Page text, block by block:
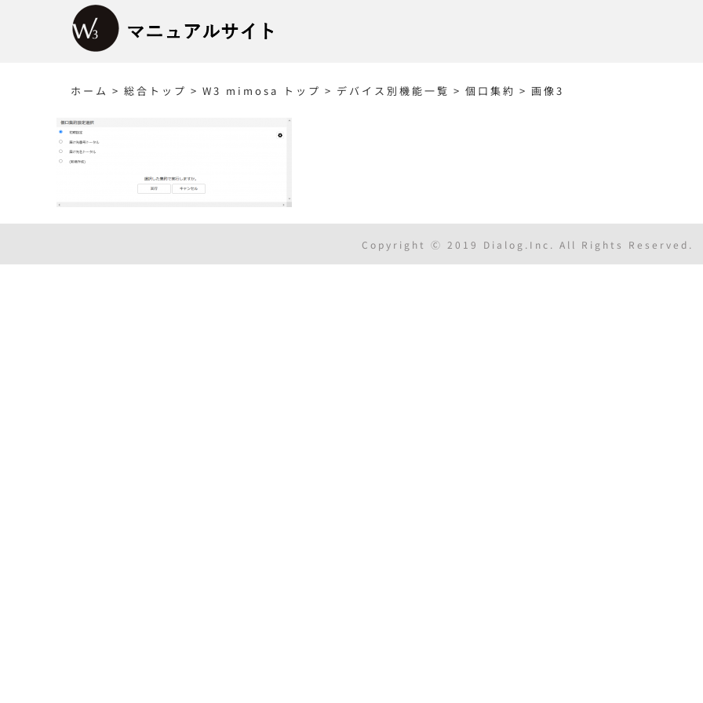
ホーム > 総合トップ > W3 mimosa トップ > デバイス別機能一覧 > 個口集約 > 画像3
Copyright Ⓒ 2019 Dialog.Inc. All Rights Reserved.